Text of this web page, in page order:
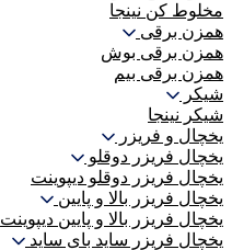
مخلوط کن نینجا
همزن برقی
همزن برقی بوش
همزن برقی بیم
شیکر
شیکر نینجا
یخچال و فریزر
یخچال فریزر دوقلو
یخچال فریزر دوقلو دیپوینت
یخچال فریزر بالا و پایین
یخچال فریزر بالا و پایین دیپوینت
یخچال فریزر ساید بای ساید